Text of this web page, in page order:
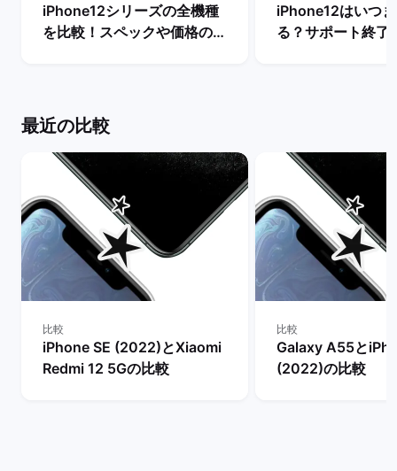
iPhone12シリーズの全機種
を比較！スペックや価格の違
iPhone12はいつ
る？サポート終了
最近の比較
比較
iPhone SE (2022)とXiaomi
Redmi 12 5Gの比較
比較
Galaxy A55と
(2022)の比較